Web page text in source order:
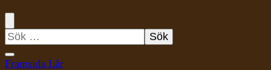
Sök
efter:
Framsida Lår